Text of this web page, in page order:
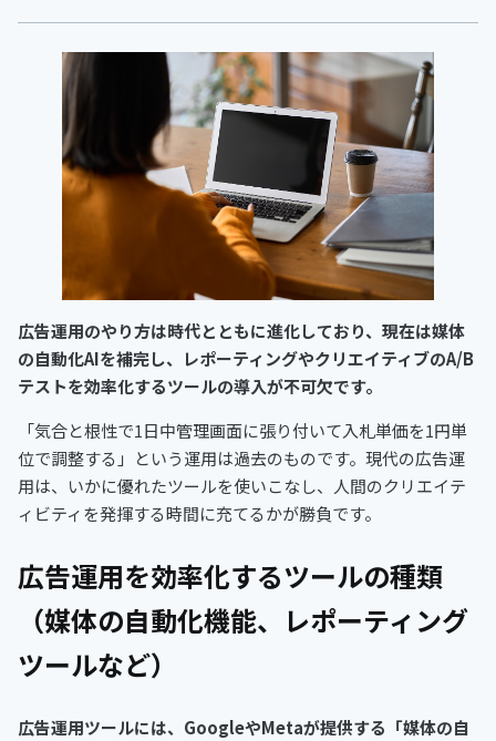
広告運用のやり方は時代とともに進化しており、現在は媒体
の自動化AIを補完し、レポーティングやクリエイティブのA/B
テストを効率化するツールの導入が不可欠です。
「気合と根性で1日中管理画面に張り付いて入札単価を1円単
位で調整する」という運用は過去のものです。現代の広告運
用は、いかに優れたツールを使いこなし、人間のクリエイテ
ィビティを発揮する時間に充てるかが勝負です。
広告運用を効率化するツールの種類
（媒体の自動化機能、レポーティング
ツールなど）
広告運用ツールには、GoogleやMetaが提供する「媒体の自